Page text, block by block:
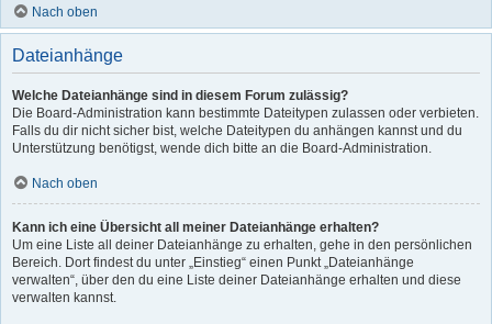
Nach oben
Dateianhänge
Welche Dateianhänge sind in diesem Forum zulässig?
Die Board-Administration kann bestimmte Dateitypen zulassen oder verbieten.
Falls du dir nicht sicher bist, welche Dateitypen du anhängen kannst und du
Unterstützung benötigst, wende dich bitte an die Board-Administration.
Nach oben
Kann ich eine Übersicht all meiner Dateianhänge erhalten?
Um eine Liste all deiner Dateianhänge zu erhalten, gehe in den persönlichen
Bereich. Dort findest du unter „Einstieg“ einen Punkt „Dateianhänge
verwalten“, über den du eine Liste deiner Dateianhänge erhalten und diese
verwalten kannst.